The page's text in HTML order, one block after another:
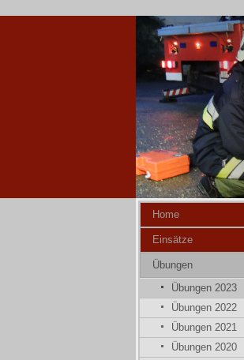
Home
Einsätze
Übungen
Übungen 2023
Übungen 2022
Übungen 2021
Übungen 2020